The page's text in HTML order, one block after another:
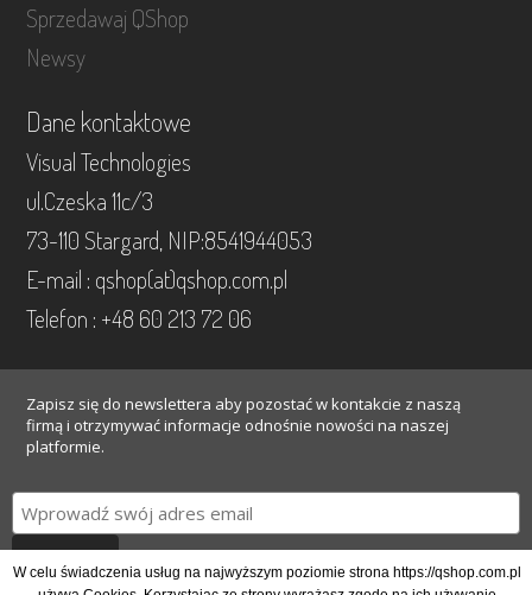
W celu świadczenia usług na najwyższym poziomie strona https://qshop.com.pl
Sprzedawaj QShop
Newsy
Dane kontaktowe
Visual Technologies
ul.Czeska 11c/3
73-110 Stargard, NIP:8541944053
E-mail : qshop(at)qshop.com.pl
Telefon : +48 60 213 72 06
Zapisz się do newslettera aby pozostać w kontakcie z naszą
firmą i otrzymywać informacje odnośnie nowości na naszej
platformie.
Gotowe